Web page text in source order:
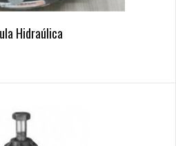
Hidraúlica